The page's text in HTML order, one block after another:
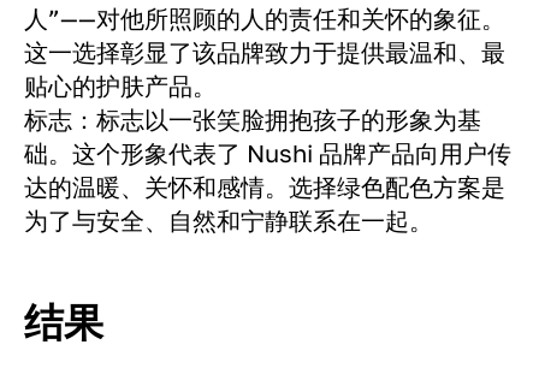
人”——对他所照顾的人的责任和关怀的象征。
这一选择彰显了该品牌致力于提供最温和、最
贴心的护肤产品。
标志：标志以一张笑脸拥抱孩子的形象为基
础。这个形象代表了 Nushi 品牌产品向用户传
达的温暖、关怀和感情。选择绿色配色方案是
为了与安全、自然和宁静联系在一起。
结果